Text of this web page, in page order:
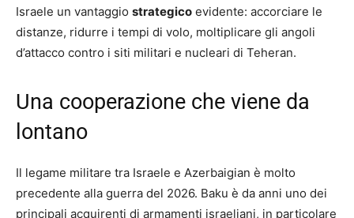
Israele un vantaggio strategico evidente: accorciare le
distanze, ridurre i tempi di volo, moltiplicare gli angoli
d’attacco contro i siti militari e nucleari di Teheran.
Una cooperazione che viene da
lontano
Il legame militare tra Israele e Azerbaigian è molto
precedente alla guerra del 2026. Baku è da anni uno dei
principali acquirenti di armamenti israeliani, in particolare